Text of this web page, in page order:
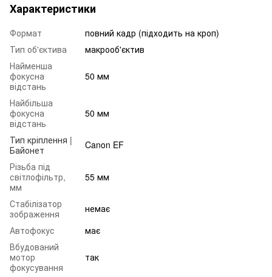
Характеристики
Формат
повний кадр (підходить на кроп)
Тип об'єктива
макрооб'єктив
Найменша
фокусна
відстань
50 мм
Найбільша
фокусна
відстань
50 мм
Тип кріплення |
Байонет
Canon EF
Різьба під
світлофільтр,
мм
55 мм
Стабілізатор
зображення
немає
Автофокус
має
Вбудований
мотор
фокусування
так